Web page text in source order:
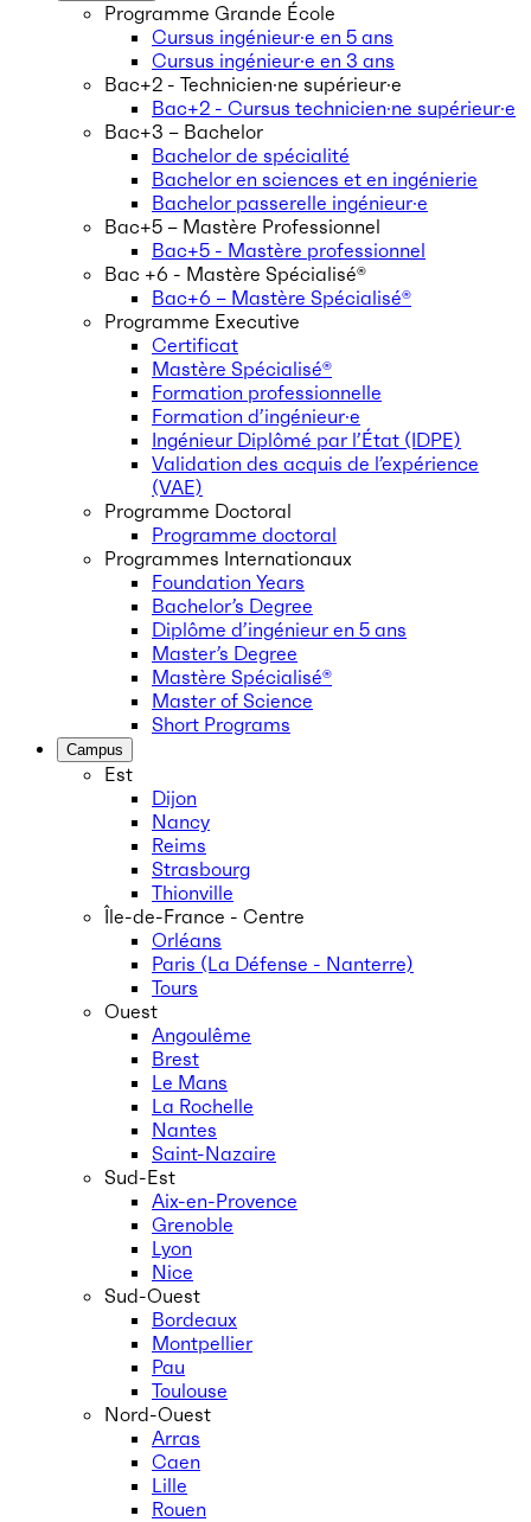
Programme Grande École
Cursus ingénieur·e en 5 ans
Cursus ingénieur·e en 3 ans
Bac+2 - Technicien·ne supérieur·e
Bac+2 - Cursus technicien·ne supérieur·e
Bac+3 – Bachelor
Bachelor de spécialité
Bachelor en sciences et en ingénierie
Bachelor passerelle ingénieur·e
Bac+5 – Mastère Professionnel
Bac+5 - Mastère professionnel
Bac +6 - Mastère Spécialisé®
Bac+6 – Mastère Spécialisé®
Programme Executive
Certificat
Mastère Spécialisé®
Formation professionnelle
Formation d’ingénieur·e
Ingénieur Diplômé par l’État (IDPE)
Validation des acquis de l’expérience
(VAE)
Programme Doctoral
Programme doctoral
Programmes Internationaux
Foundation Years
Bachelor’s Degree
Diplôme d’ingénieur en 5 ans
Master’s Degree
Mastère Spécialisé®
Master of Science
Short Programs
Campus
Est
Dijon
Nancy
Reims
Strasbourg
Thionville
Île-de-France - Centre
Orléans
Paris (La Défense - Nanterre)
Tours
Ouest
Angoulême
Brest
Le Mans
La Rochelle
Nantes
Saint-Nazaire
Sud-Est
Aix-en-Provence
Grenoble
Lyon
Nice
Sud-Ouest
Bordeaux
Montpellier
Pau
Toulouse
Nord-Ouest
Arras
Caen
Lille
Rouen